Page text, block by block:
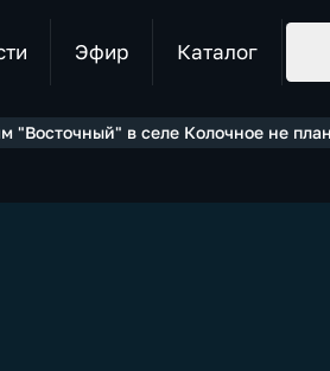
Эфир Каталог
"Восточный" в селе Колочное не